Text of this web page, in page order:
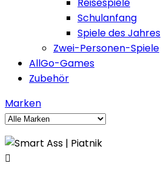
Schulanfang
Spiele des Jahres
Zwei-Personen-Spiele
AllGo-Games
Zubehör
Marken
